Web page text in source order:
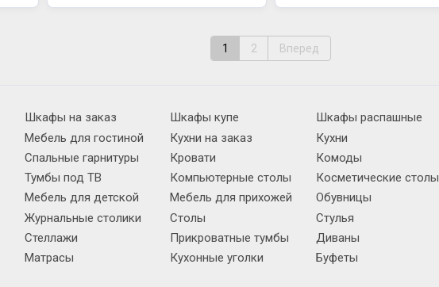
1 2 Вперед
Шкафы на заказ Шкафы купе
Шкафы распашные
Мебель для гостиной
Кухни на заказ
Кухни
Спальные гарнитуры
Кровати
Комоды
Тумбы под ТВ
Компьютерные столы
Косметические столы
Мебель для детской
Мебель для прихожей
Обувницы
Журнальные столики
Столы
Стулья
Стеллажи
Прикроватные тумбы
Диваны
Матрасы
Кухонные уголки Буфеты